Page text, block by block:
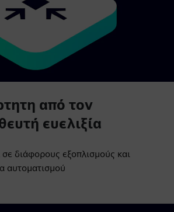
από τον
ευελιξία
σε διάφορους εξοπλισμούς και
αυτοματισμού